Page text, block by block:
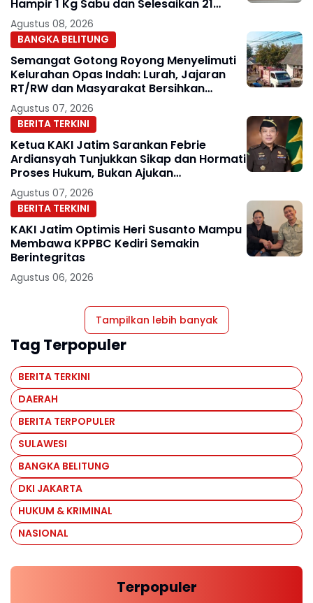
Hampir 1 Kg Sabu dan Selesaikan 21
Perkara Lewat Restorative Justice
Agustus 08, 2026
BANGKA BELITUNG
Semangat Gotong Royong Menyelimuti
Kelurahan Opas Indah: Lurah, Jajaran
RT/RW dan Masyarakat Bersihkan
Lingkungan
Agustus 07, 2026
BERITA TERKINI
Ketua KAKI Jatim Sarankan Febrie
Ardiansyah Tunjukkan Sikap dan Hormati
Proses Hukum, Bukan Ajukan
Praperadilan
Agustus 07, 2026
BERITA TERKINI
KAKI Jatim Optimis Heri Susanto Mampu
Membawa KPPBC Kediri Semakin
Berintegritas
Agustus 06, 2026
Tampilkan lebih banyak
Tag Terpopuler
BERITA TERKINI
DAERAH
BERITA TERPOPULER
SULAWESI
BANGKA BELITUNG
DKI JAKARTA
HUKUM & KRIMINAL
NASIONAL
Terpopuler